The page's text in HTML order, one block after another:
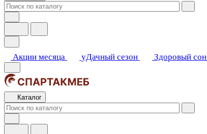
Акции месяца уДачный сезон Здоровый сон
Каталог